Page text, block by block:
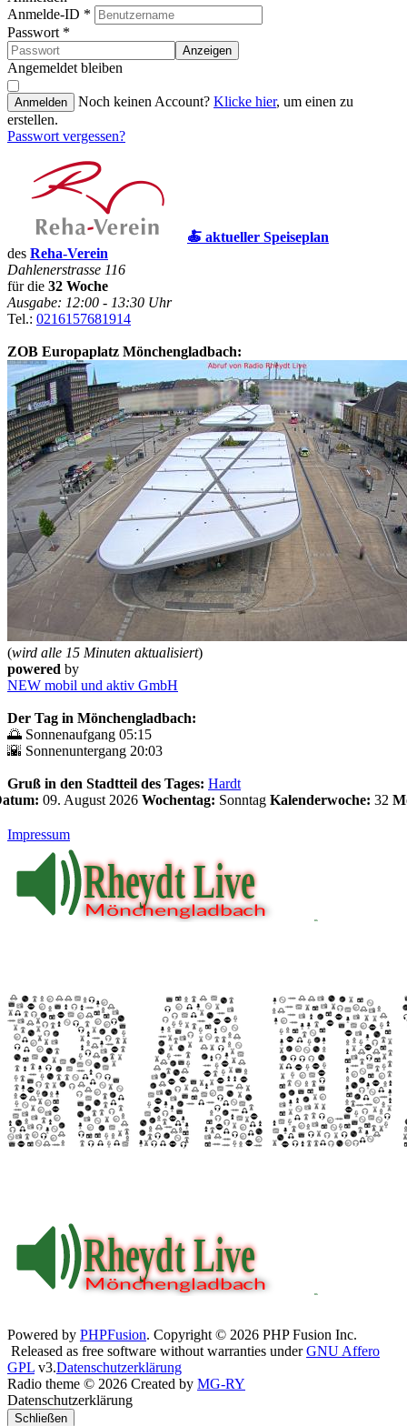
Anmelde-ID *
Passwort *
Anzeigen
Angemeldet bleiben
Anmelden Noch keinen Account? Klicke hier, um einen zu
erstellen.
Passwort vergessen?
🍝 aktueller Speiseplan
des Reha-Verein
Dahlenerstrasse 116
für die 32 Woche
Ausgabe: 12:00 - 13:30 Uhr
Tel.: 0216157681914
ZOB Europaplatz Mönchengladbach:
(wird alle 15 Minuten aktualisiert)
powered by
NEW mobil und aktiv GmbH
Der Tag in Mönchengladbach:
🌅 Sonnenaufgang 05:15
🌇 Sonnenuntergang 20:03
Gruß in den Stadtteil des Tages: Hardt
09. August 2026 Wochentag: Sonntag Kalenderwoche: 32
Impressum
Powered by PHPFusion. Copyright © 2026 PHP Fusion Inc.
Released as free software without warranties underGNU Affero
GPL v3.Datenschutzerklärung
Radio theme © 2026 Created by MG-RY
Datenschutzerklärung
Schließen